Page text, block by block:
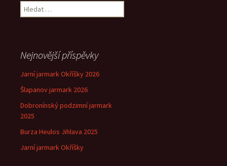
Vyhledávání
Nejnovější příspěvky
Jarní jarmark Okříšky 2026
Šlapanov jarmark 2026
Dobronínský podzimní jarmark
2025
Burza Heulos Jihlava 2025
Jarní jarmark Okříšky